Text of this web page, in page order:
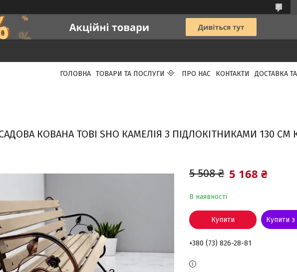
ГОЛОВНА ТОВАРИ ТА ПОСЛУГИ ПРО НАС КОНТАКТИ ДОСТАВКА
КОВАНА TOBI SHO КАМЕЛІЯ З ПІДЛОКІТНИКАМИ 130 СМ
5 508 ₴ 5 168 ₴
В наявності
Купити Купити з
+380 (73) 826-28-81